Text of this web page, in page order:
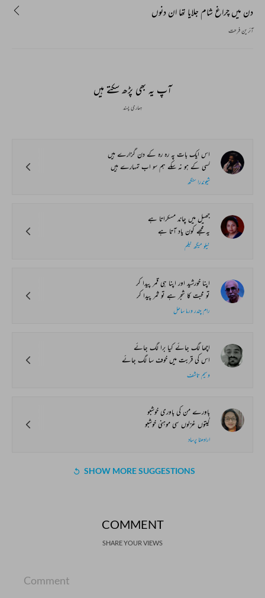
دن میں چراغ شام جلایا تھا ان دنوں
آئرین فرحت
آپ یہ بھی پڑھ سکتے ہیں
ہماری پسند
اس ایک بات پہ رہ رہ کے دن گزارے ہیں
کسی کے ہو نہ سکے ہم سو اب تمہارے ہیں
شیوندرا سنگھ
جھیل میں چاند مسکراتا ہے
یہ مجھے کون یاد آتا ہے
نیلو میگھ نیلم
اپنا خورشید اور اپنا ہی قمر پیدا کر
تو محبت کا شجر ہے تو ثمر پیدا کر
رام چندر ورما ساحل
اچھا لگ جائے کیا برا لگ جائے
اس کی قربت میں خوف سا لگ جائے
وسیم تاشف
باورے من کی باوری خوشبو
گیتوں غزلوں سی موہنی خوشبو
ارادھنا پرساد
SHOW MORE SUGGESTIONS
COMMENT
SHARE YOUR VIEWS
Comment